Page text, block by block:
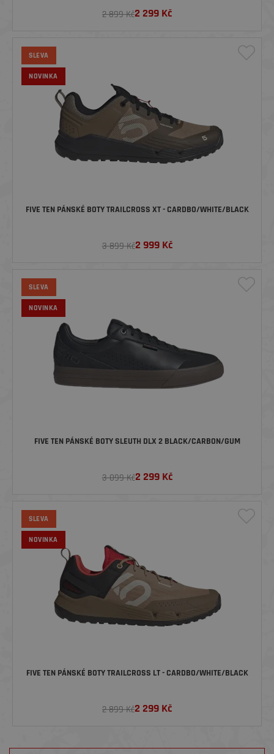
2 899 Kč2 299 Kč
SLEVA
NOVINKA
FIVE TEN PÁNSKÉ BOTY TRAILCROSS XT - CARDBO/WHITE/BLACK
3 899 Kč2 999Kč
SLEVA
NOVINKA
FIVE TEN PÁNSKÉ BOTY SLEUTH DLX 2 BLACK/CARBON/GUM
3 099 Kč2 299Kč
SLEVA
NOVINKA
FIVE TEN PÁNSKÉ BOTY TRAILCROSS LT - CARDBO/WHITE/BLACK
2 899 Kč2 299 Kč